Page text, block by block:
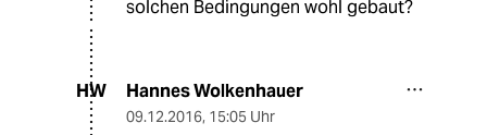
solchen Bedingungen wohl gebaut?
HW Hannes Wolkenhauer
09.12.2016, 15:05 Uhr